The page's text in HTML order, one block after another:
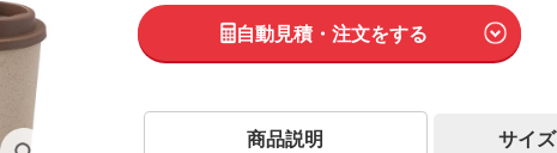
自動見積・注文をする
商品説明 サイ